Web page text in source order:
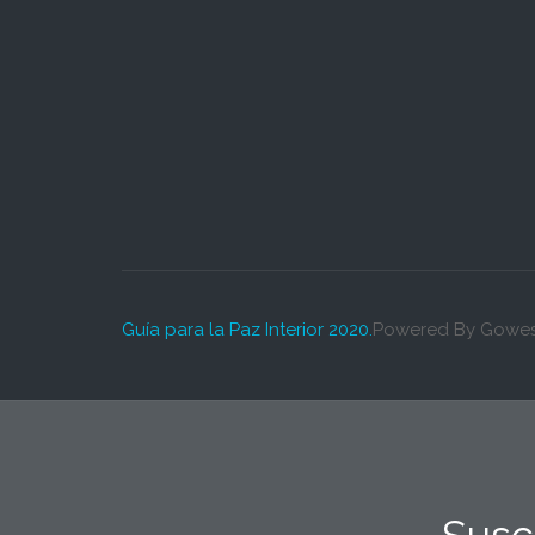
Guía para la Paz Interior 2020.Powered By